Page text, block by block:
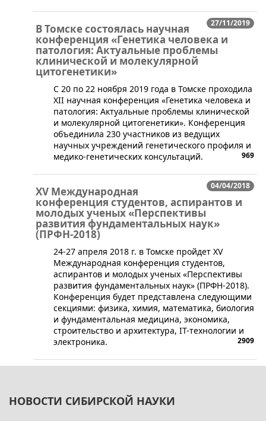
27/11/2019
В Томске состоялась научная
конференция «Генетика человека и
патология: Актуальные проблемы
клинической и молекулярной
цитогенетики»
​С 20 по 22 ноября 2019 года в Томске проходила
XII научная конференция «Генетика человека и
патология: Актуальные проблемы клинической
и молекулярной цитогенетики». Конференция
объединила 230 участников из ведущих
научных учреждений генетического профиля и
медико-генетических консультаций.
969
04/04/2018
XV Международная
конференция студентов, аспирантов и
молодых ученых «Перспективы
развития фундаментальных наук»
(ПРФН-2018)
​24-27 апреля 2018 г. в Томске пройдет XV
Международная конференция студентов,
аспирантов и молодых ученых «Перспективы
развития фундаментальных наук» (ПРФН-2018).
Конференция будет представлена следующими
секциями: физика, химия, математика, биология
и фундаментальная медицина, экономика,
строительство и архитектура, IT-технологии и
электроника.
2909
НОВОСТИ СИБИРСКОЙ НАУКИ